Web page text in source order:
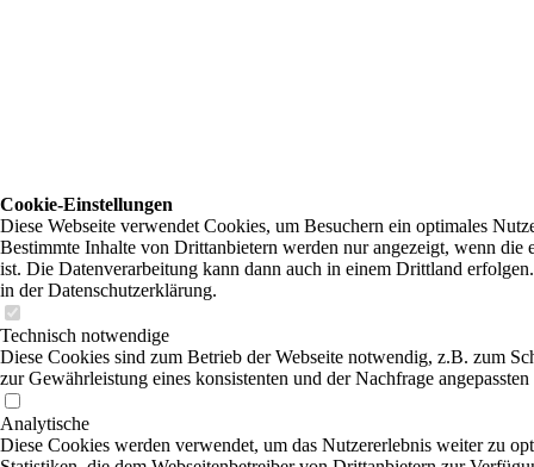
Cookie-Einstellungen
Diese Webseite verwendet Cookies, um Besuchern ein optimales
Bestimmte Inhalte von Drittanbietern werden nur angezeigt, wenn die
ist. Die Datenverarbeitung kann dann auch in einem Drittland
in der Datenschutzerklärung.
Technisch notwendige
Diese Cookies sind zum Betrieb der Webseite notwendig, z.B. zum
zur Gewährleistung eines konsistenten und der Nachfrage
Analytische
Diese Cookies werden verwendet, um das Nutzererlebnis weiter zu